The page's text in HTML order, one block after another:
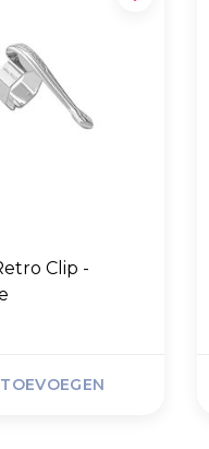
Clip -
TOEVOEGEN